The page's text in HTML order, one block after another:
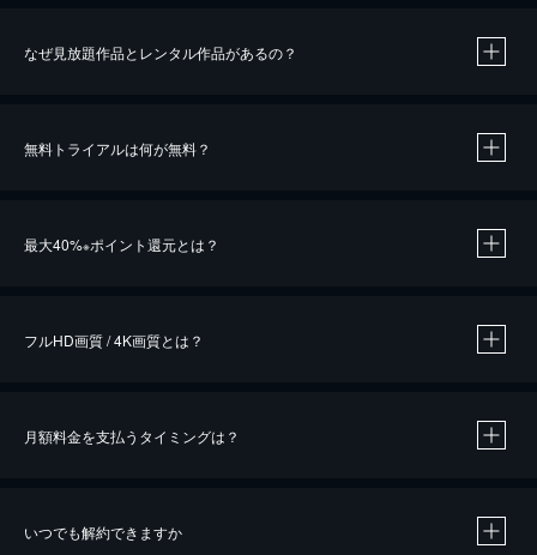
なぜ見放題作品とレンタル作品があるの？
無料トライアルは何が無料？
最大40%※ポイント還元とは？
※40％ポイント還元の対象は、クレジットカード決済による作品の購入 / レンタルです。
フルHD画質 / 4K画質とは？
月額料金を支払うタイミングは？
いつでも解約できますか